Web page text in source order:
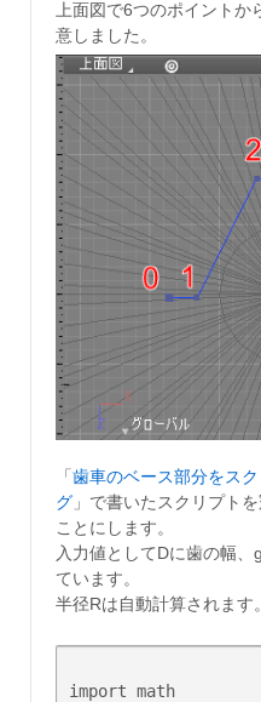
上面図で6つのポイント
意しました。
「 歯車のベース部分をス
グ 」で書いたスクリプト
ことにします。
入力値としてDに歯の幅
ています。
半径Rは自動計算されます。
import math